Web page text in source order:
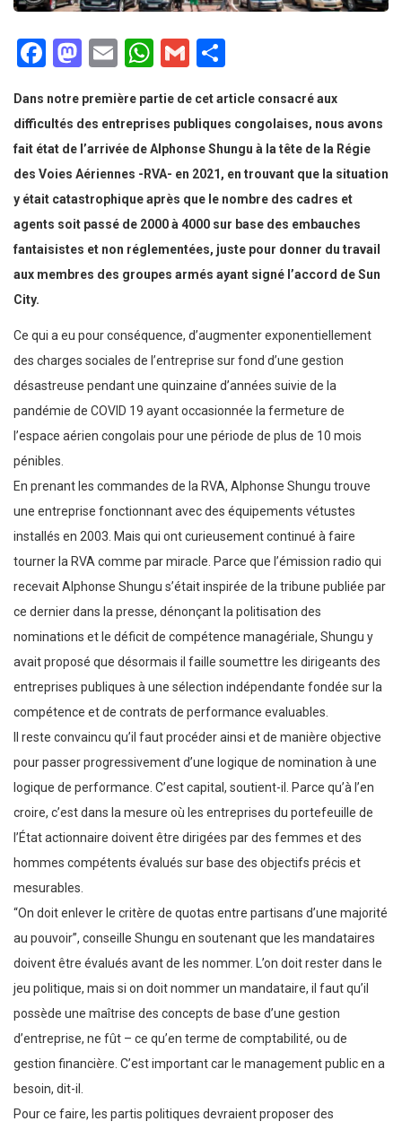
Facebook
Mastodon
EmailWhatsApp
Gmail
Dans notre première partie de cet article consacré aux
difficultés des entreprises publiques congolaises, nous avons
fait état de l’arrivée de Alphonse Shungu à la tête de la Régie
des Voies Aériennes -RVA- en 2021, en trouvant que la situation
y était catastrophique après que le nombre des cadres et
agents soit passé de 2000 à 4000 sur base des embauches
fantaisistes et non réglementées, juste pour donner du travail
aux membres des groupes armés ayant signé l’accord de Sun
City.
Ce qui a eu pour conséquence, d’augmenter exponentiellement
des charges sociales de l’entreprise sur fond d’une gestion
désastreuse pendant une quinzaine d’années suivie de la
pandémie de COVID 19 ayant occasionnée la fermeture de
l’espace aérien congolais pour une période de plus de 10 mois
pénibles.
En prenant les commandes de la RVA, Alphonse Shungu trouve
une entreprise fonctionnant avec des équipements vétustes
installés en 2003. Mais qui ont curieusement continué à faire
tourner la RVA comme par miracle. Parce que l’émission radio qui
recevait Alphonse Shungu s’était inspirée de la tribune publiée par
ce dernier dans la presse, dénonçant la politisation des
nominations et le déficit de compétence managériale, Shungu y
avait proposé que désormais il faille soumettre les dirigeants des
entreprises publiques à une sélection indépendante fondée sur la
compétence et de contrats de performance evaluables.
Il reste convaincu qu’il faut procéder ainsi et de manière objective
pour passer progressivement d’une logique de nomination à une
logique de performance. C’est capital, soutient-il. Parce qu’à l’en
croire, c’est dans la mesure où les entreprises du portefeuille de
l’État actionnaire doivent être dirigées par des femmes et des
hommes compétents évalués sur base des objectifs précis et
mesurables.
“On doit enlever le critère de quotas entre partisans d’une majorité
au pouvoir”, conseille Shungu en soutenant que les mandataires
doivent être évalués avant de les nommer. L’on doit rester dans le
jeu politique, mais si on doit nommer un mandataire, il faut qu’il
possède une maîtrise des concepts de base d’une gestion
d’entreprise, ne fût – ce qu’en terme de comptabilité, ou de
gestion financière. C’est important car le management public en a
besoin, dit-il.
Pour ce faire, les partis politiques devraient proposer des